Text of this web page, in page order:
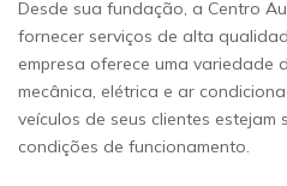
Desde sua fundação, a Centro
fornecer serviços de alta
empresa oferece uma variedade
mecânica, elétrica e ar
veículos de seus clientes estejam
condições de funcionamento.